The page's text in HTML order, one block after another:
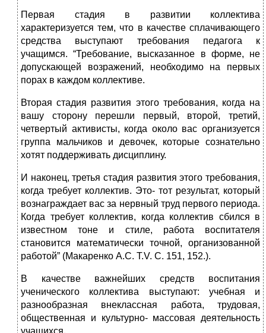
Первая стадия в развитии коллектива
характеризуется тем, что в качестве сплачивающего
средства выступают требования педагога к
учащимся. “Требование, высказанное в форме, не
допускающей возражений, необходимо на первых
порах в каждом коллективе.
Вторая стадия развития этого требования, когда на
вашу сторону перешли первый, второй, третий,
четвертый активисты, когда около вас организуется
группа мальчиков и девочек, которые сознательно
хотят поддерживать дисциплину.
И наконец, третья стадия развития этого требования,
когда требует коллектив. Это- тот результат, который
вознаграждает вас за нервный труд первого периода.
Когда требует коллектив, когда коллектив сбился в
известном тоне и стиле, работа воспитателя
становится математически точной, организованной
работой” (Макаренко А.С. Т.V. С. 151, 152.).
В качестве важнейших средств воспитания
ученического коллектива выступают: учебная и
разнообразная внеклассная работа, трудовая,
общественная и культурно- массовая деятельность